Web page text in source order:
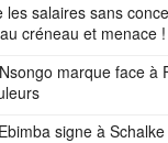
les salaires sans
créneau et menace !
marque face à
signe à